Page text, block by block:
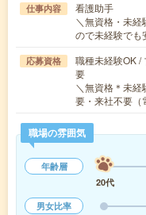
仕事内容
看護助手
＼無資格・未
ので未経験で
応募資格
職種未経験OK /
要
＼無資格＊未
要・来社不要
職場の雰囲気
年齢層
20代
男女比率